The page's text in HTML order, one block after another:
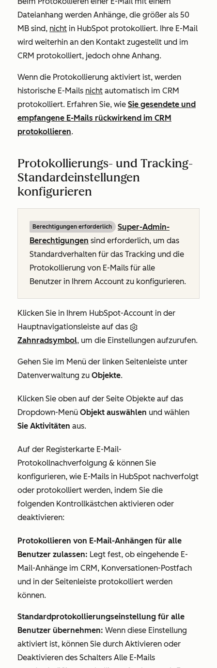
Dateianhang werden Anhänge, die größer als 50
MB sind, nicht in HubSpot protokolliert. Ihre E-Mail
wird weiterhin an den Kontakt zugestellt und im
CRM protokolliert, jedoch ohne Anhang.
Wenn die Protokollierung aktiviert ist, werden
historische E-Mails nicht automatisch im CRM
protokolliert. Erfahren Sie, wie Sie gesendete und
empfangene E-Mails rückwirkend im CRM
protokollieren.
Protokollierungs- und Tracking-
Standardeinstellungen
konfigurieren
Berechtigungen erforderlich
Super-Admin-
Berechtigungen sind erforderlich, um das
Standardverhalten für das Tracking und die
Protokollierung von E-Mails für alle
Benutzer in Ihrem Account zu konfigurieren.
Klicken Sie in Ihrem HubSpot-Account in der
Hauptnavigationsleiste auf das
Zahnradsymbol, um die Einstellungen aufzurufen.
Gehen Sie im Menü der linken Seitenleiste unter
Datenverwaltung zu Objekte.
Klicken Sie oben auf der Seite Objekte auf das
Dropdown-Menü Objekt auswählen und wählen
Sie Aktivitäten aus.
Auf der Registerkarte E-Mail-
Protokollnachverfolgung & können Sie
konfigurieren, wie E-Mails in HubSpot nachverfolgt
oder protokolliert werden, indem Sie die
folgenden Kontrollkästchen aktivieren oder
deaktivieren:
Protokollieren von E-Mail-Anhängen für alle
Benutzer zulassen: Legt fest, ob eingehende E-
Mail-Anhänge im CRM, Konversationen-Postfach
und in der Seitenleiste protokolliert werden
können.
Standardprotokollierungseinstellung für alle
Benutzer übernehmen: Wenn diese Einstellung
aktiviert ist, können Sie durch Aktivieren oder
Deaktivieren des Schalters Alle E-Mails